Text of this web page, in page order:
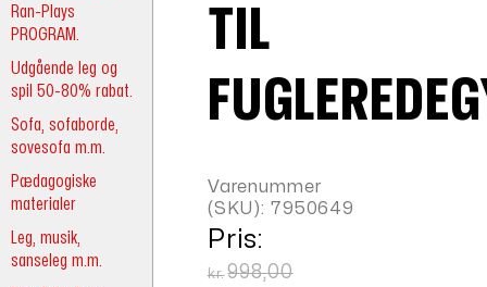
Ran-Plays
PROGRAM.
Udgående leg og
spil 50-80% rabat.
Sofa, sofaborde,
sovesofa m.m.
Pædagogiske
materialer
Leg, musik,
sanseleg m.m.
TIL
Varenummer
(SKU): 7950649
Pris:
kr. 998,00Den